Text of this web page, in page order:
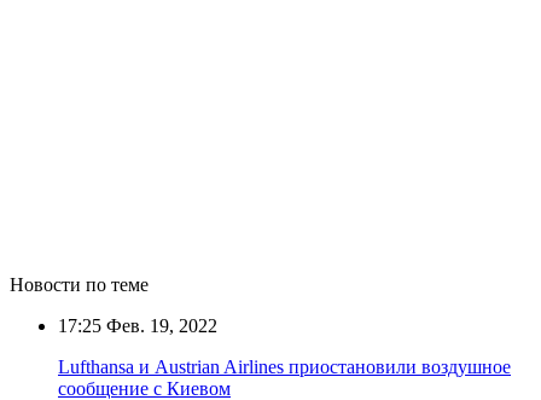
Новости по теме
17:25 Фев. 19, 2022
Lufthansa и Austrian Airlines приостановили воздушное
сообщение с Киевом